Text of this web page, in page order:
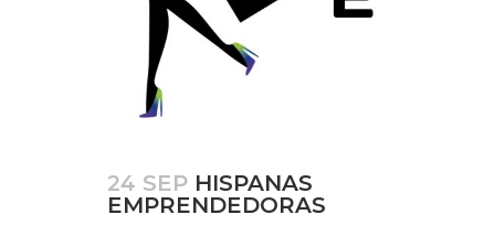
24 SEP HISPANAS
EMPRENDEDORAS